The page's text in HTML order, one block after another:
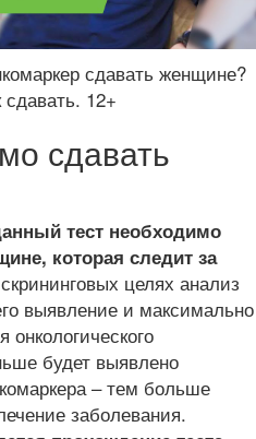
сдавать женщине?
12+
сдавать
тест необходимо
которая следит за
целях анализ
выявление и максимально
будет выявлено
– тем больше
заболевания.